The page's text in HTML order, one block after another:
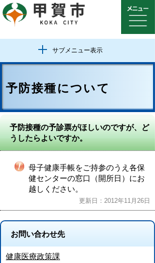
サブメニュー表示
予防接種について
予防接種の予診票がほしいのですが、ど
うしたらよいですか。
母子健康手帳をご持参のうえ各保
健センターの窓口（開所日）にお
越しください。
更新日：2012年11月26日
お問い合わせ先
健康医療政策課